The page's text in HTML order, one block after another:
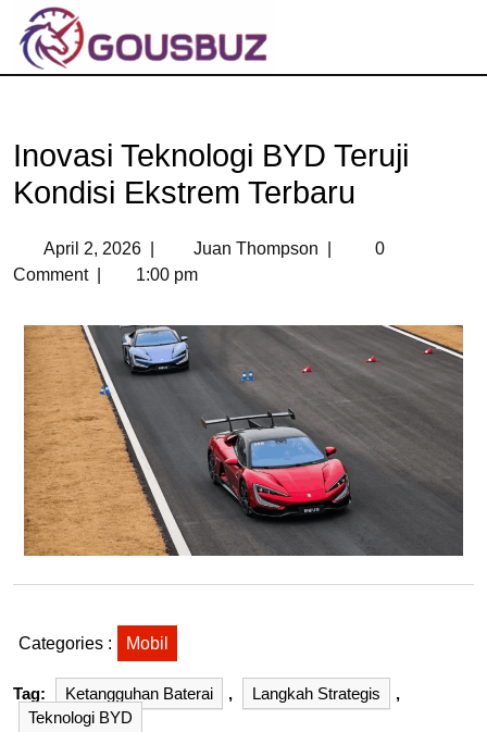
Inovasi Teknologi BYD Teruji
Kondisi Ekstrem Terbaru
April 2, 2026 Juan Thompson
0
Comment
1:00 pm
Categories : Mobil
Tag: Ketangguhan Baterai , Langkah Strategis
,
Teknologi BYD